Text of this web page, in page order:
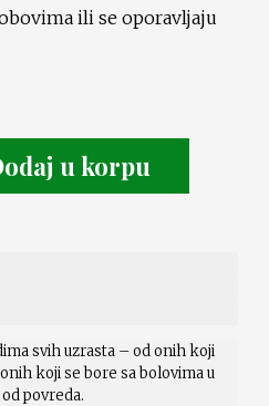
ili se oporavljaju
u korpu
svih uzrasta – od onih koji
koji se bore sa bolovima u
povreda.